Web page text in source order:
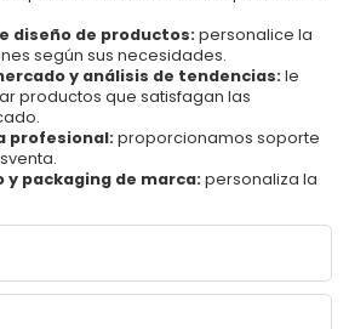
diseño de productos: personalice la
según sus necesidades.
y análisis de tendencias: le
productos que satisfagan las
profesional: proporcionamos soporte
y packaging de marca: personaliza la